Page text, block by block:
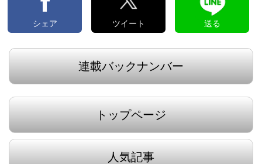
シェア ツイート 送る
連載バックナンバー
トップページ
人気記事